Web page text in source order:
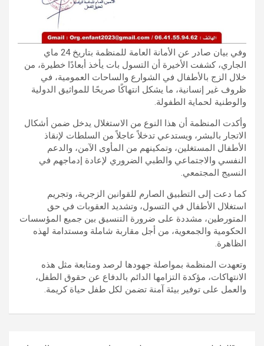
وفي بيان صادر عن الأمانة العامة للمنظمة بتاريخ 24 ماي
الجاري، كشفت الأخيرة أن التسول بات يأخذ أبعادًا خطيرة، من
خلال الزج بالأطفال في الشوارع والساحات العمومية، في
ظروف غير إنسانية، ما يشكل انتهاكًا صريحًا للمواثيق الدولية
والوطنية لحماية الطفولة.
وأكدت المنظمة أن هذا النوع من الاستغلال يدخل ضمن أشكال
الاتجار بالبشر، ويستدعي تدخلاً عاجلاً من السلطات لإنقاذ
الأطفال المستغلين، وتمكينهم من المأوى الآمن، والدعم
النفسي والاجتماعي والطبي الضروري لإعادة إدماجهم في
النسيج المجتمعي.
كما دعت إلى التطبيق الصارم للقوانين الزجرية، وتجريم
استغلال الأطفال في التسول، وتشديد العقوبات في حق
المتورطين، مشددة على ضرورة التنسيق بين جميع المؤسسات
الحكومية والجمعوية، من أجل مقاربة شاملة ومستدامة لهذه
الظاهرة.
وتعهدت المنظمة بمواصلة جهودها لرصد ومتابعة مثل هذه
الانتهاكات، مؤكدة التزامها الدائم بالدفاع عن حقوق الطفل،
والعمل على توفير بيئة آمنة تضمن لكل طفل حياة كريمة.